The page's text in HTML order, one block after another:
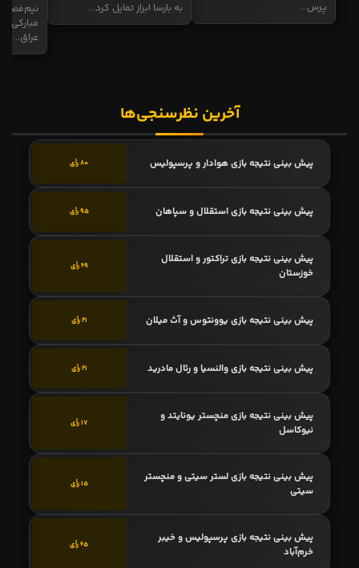
پرس...
به بارسا ابراز تمایل کرد...
نیم‌فصل
مبارکی
عراق...
آخرین نظرسنجی‌ها
پیش بینی نتیجه بازی هوادار و پرسپولیس 80 رأی
پیش بینی نتیجه بازی استقلال و سپاهان 95 رأی
پیش بینی نتیجه بازی تراکتور و استقلال
خوزستان
69 رأی
پیش بینی نتیجه بازی یوونتوس و آث میلان 21 رأی
پیش بینی نتیجه بازی والنسیا و رئال مادرید 21 رأی
پیش بینی نتیجه بازی منچستر یونایتد و
نیوکاسل
17 رأی
پیش بینی نتیجه بازی لستر سیتی و منچستر
سیتی
15 رأی
پیش بینی نتیجه بازی پرسپولیس و خیبر
خرم‌آباد
65 رأی